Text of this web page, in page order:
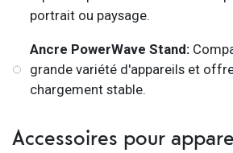
portrait ou paysage.
Ancre PowerWave Stand:
grande variété d'appareils et
chargement stable.
Accessoires pour